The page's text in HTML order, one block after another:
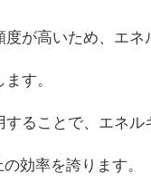
が高いため、エネ
す。
ることで、エネル
効率を誇ります。